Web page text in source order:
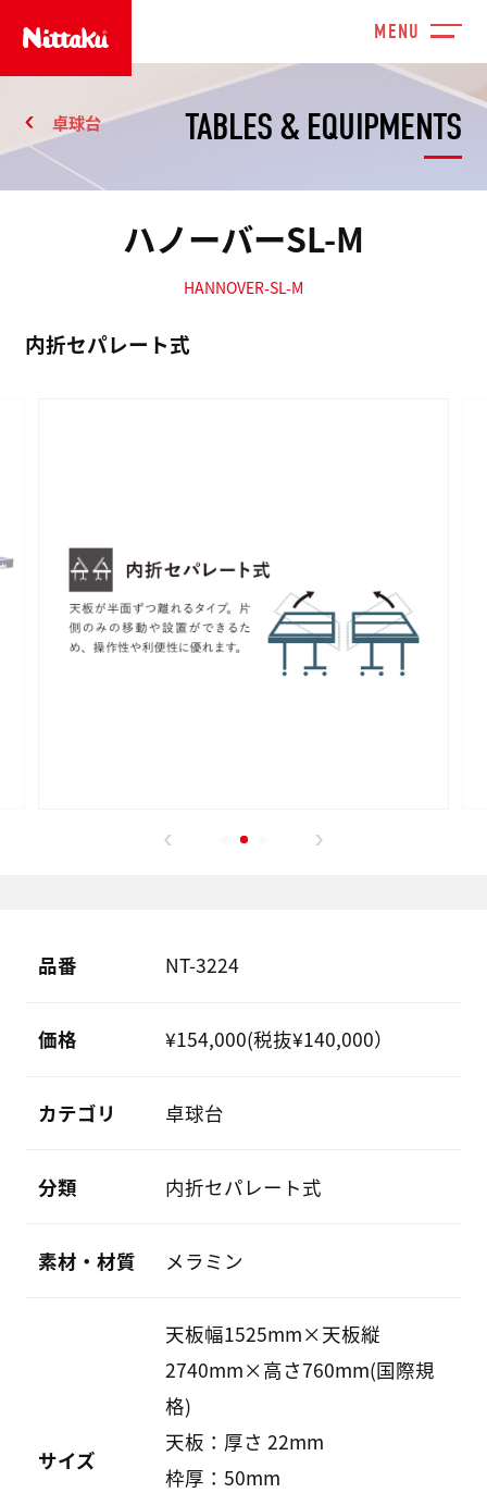
TABLES & EQUIPMENTS
卓球台
ハノーバーSL-M
HANNOVER-SL-M
内折セパレート式
品番 NT-3224
価格 ¥154,000(税抜¥140,000）
カテゴリ 卓球台
分類 内折セパレート式
素材・材質 メラミン
サイズ
天板幅1525mm×天板縦
2740mm×高さ760mm(国際規
格)
天板：厚さ 22mm
枠厚：50mm